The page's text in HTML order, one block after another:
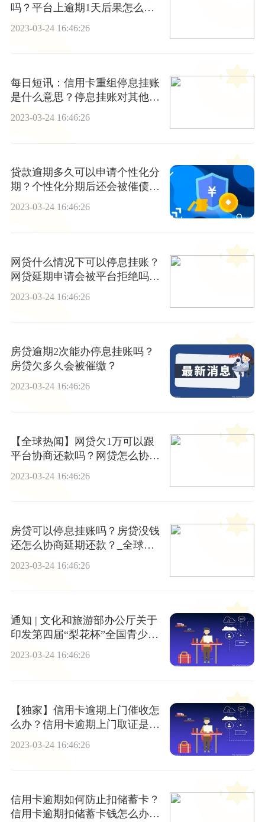
吗？平台上逾期1天后果怎么
2023-03-24 16:46:26
每日短讯：信用卡重组停息挂账
是什么意思？停息挂账对其他信
用卡有影响吗
2023-03-24 16:46:26
贷款逾期多久可以申请个性化分
期？个性化分期后还会被催债
吗？
2023-03-24 16:46:26
网贷什么情况下可以停息挂账？
网贷延期申请会被平台拒绝吗？|
2023-03-24 16:46:26
房贷逾期2次能办停息挂账吗？
房贷欠多久会被催缴？
2023-03-24 16:46:26
【全球热闻】网贷欠1万可以跟
平台协商还款吗？网贷怎么协商
2023-03-24 16:46:26
房贷可以停息挂账吗？房贷没钱
还怎么协商延期还款？_全球新
2023-03-24 16:46:26
通知 | 文化和旅游部办公厅关于
印发第四届“梨花杯”全国青少年
戏曲教育教学成果展演方案-环球
2023-03-24 16:46:26
【独家】信用卡逾期上门催收怎
么办？信用卡逾期上门取证是真
2023-03-24 16:46:26
信用卡逾期如何防止扣储蓄卡？
信用卡逾期扣储蓄卡钱怎么办？